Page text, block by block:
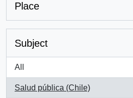
Place
Subject
All
Salud pública (Chile)
, 124 results